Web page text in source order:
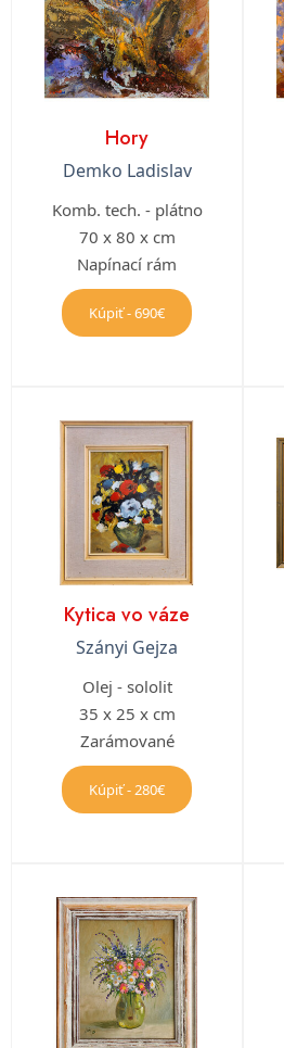
Hory
Demko Ladislav
Komb. tech. - plátno
70 x 80 x cm
Napínací rám
Kúpiť - 690€
Kytica vo váze
Szányi Gejza
Olej - sololit
35 x 25 x cm
Zarámované
Kúpiť - 280€